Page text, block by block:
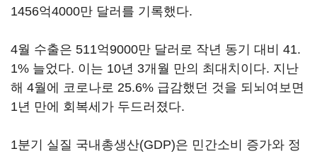
1456억4000만 달러를 기록했다.
4월 수출은 511억9000만 달러로 작년 동기 대비 41.
1% 늘었다. 이는 10년 3개월 만의 최대치이다. 지난
해 4월에 코로나로 25.6% 급감했던 것을 되뇌여보면
1년 만에 회복세가 두드러졌다.
1분기 실질 국내총생산(GDP)은 민간소비 증가와 정